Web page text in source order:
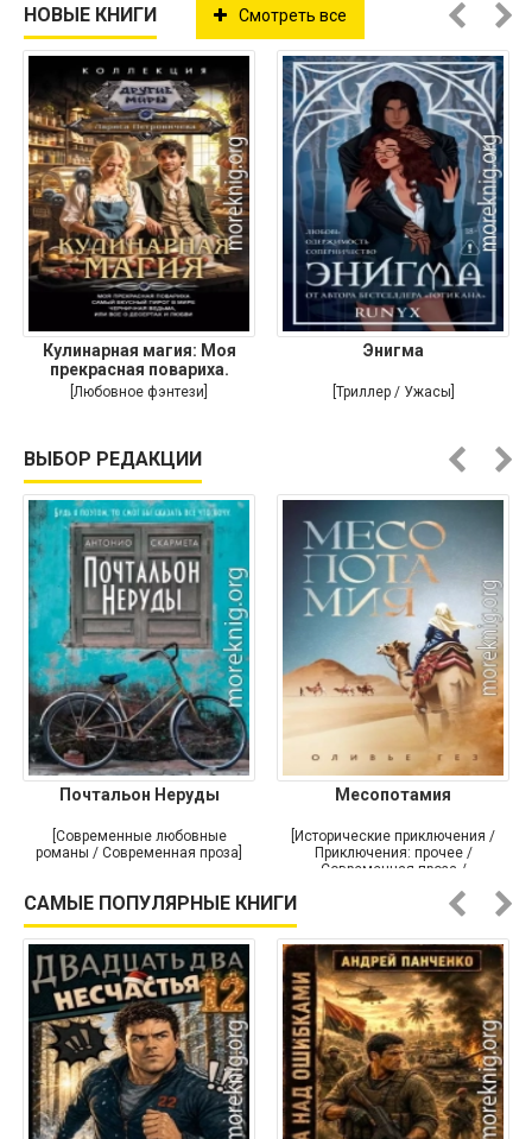
НОВЫЕ КНИГИ Смотреть все
Кулинарная магия: Моя
прекрасная повариха.
Самый
[Любовное фэнтези]
Энигма
[Триллер / Ужасы]
ВЫБОР РЕДАКЦИИ
Почтальон Неруды
[Современные любовные
романы / Современная проза]
Месопотамия
[Исторические приключения /
Приключения: прочее /
Современная проза /
САМЫЕ ПОПУЛЯРНЫЕ КНИГИ